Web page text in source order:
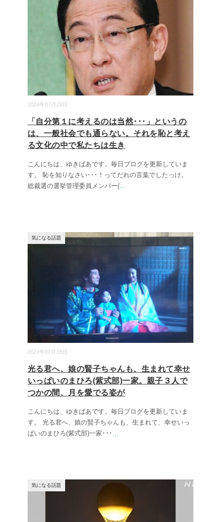
2024年07月29日
「自分第１に考えるのは当然･･･」というの
は、一般社会でも通らない。それを恥と考え
る文化の中で私たちは生き
こんにちは、ゆきばあです。毎日ブログを更新していま
す。 恥を知りなさい･･･！ってだれの言葉でしたっけ。
総裁選の選挙管理委員メンバー(...
2024年07月28日
気になる話題
光る君へ、娘の賢子ちゃんも、生まれて幸せ
いっぱいのまひろ(紫式部)一家。親子３人で
つかの間、月を愛でる姿が
こんにちは、ゆきばあです。毎日ブログを更新していま
す。 光る君へ、娘の賢子ちゃんも、生まれて、幸せいっ
ぱいのまひろ(紫式部)一家･･･ ...
気になる話題